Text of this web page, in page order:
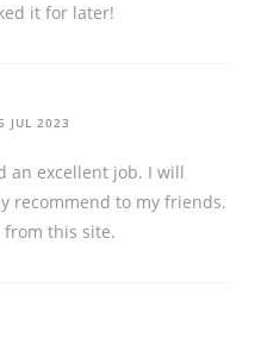
it for later!
JUL 2023
an excellent job. I will
recommend to my friends.
this site.